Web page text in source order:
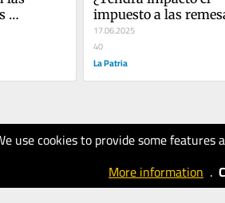
use cookies to provide some features
More information .
impuesto a las
17.06.2025
40
La Patria